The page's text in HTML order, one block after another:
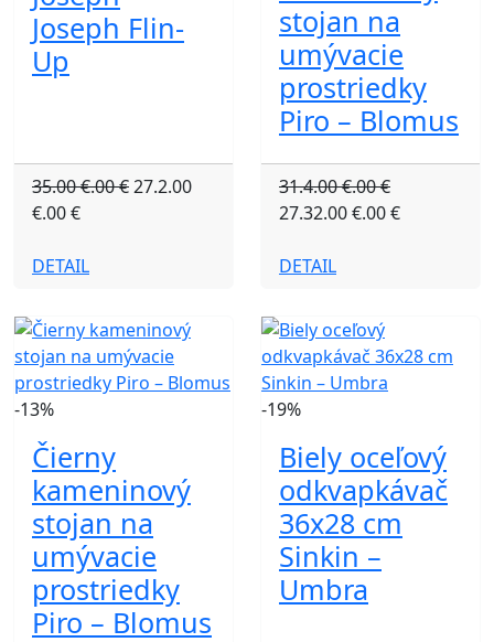
Joseph Flin-
Up
35.00 €.00 €27.2.00
€.00 €
DETAIL
stojan na
umývacie
prostriedky
Piro – Blomus
31.4.00 €.00 €
27.32.00 €.00 €
DETAIL
-13%
Čierny
kameninový
stojan na
umývacie
prostriedky
Piro – Blomus
-19%
Biely oceľový
odkvapkávač
36x28 cm
Sinkin –
Umbra